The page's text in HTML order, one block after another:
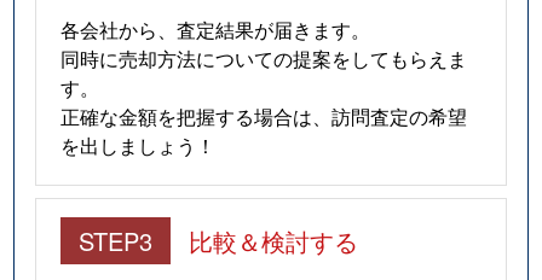
各会社から、査定結果が届きます。
同時に売却方法についての提案をしてもらえま
す。
正確な金額を把握する場合は、訪問査定の希望
を出しましょう！
STEP3 比較＆検討する